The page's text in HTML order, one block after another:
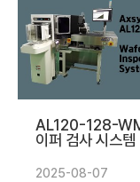
AL120-128-
이퍼 검사 시스템
2025-08-07